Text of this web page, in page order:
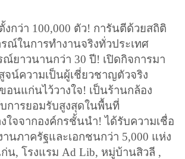
งกว่า 100,000 ตัว! การันตีด้วยสถิติ
ณ์ในการทำงานจริงทั่วประเทศ
ณ์ยาวนานกว่า 30 ปี! เปิดกิจการมา
จน์ความเป็นผู้เชี่ยวชาญตัวจริง
อนแก่นไว้วางใจ! เป็นร้านกล้อง
การยอมรับสูงสุดในพื้นที่
ใจจากองค์กรชั้นนำ! ได้รับความเชื่อ
นภาครัฐและเอกชนกว่า 5,000 แห่ง
น, โรงแรม Ad Lib, หมู่บ้านสิวลี ,